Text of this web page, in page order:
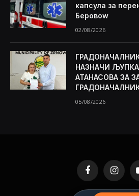
капсула за
Беровоw
02/08/2026
НАЗНАЧИ
АТАНАСОВА ЗА
05/08/2026
Facebook